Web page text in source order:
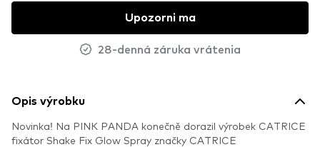
Upozorni ma
28-denná záruka vrátenia
Opis výrobku
Novinka! Na PINK PANDA konečně dorazil výrobek CATRICE
fixátor Shake Fix Glow Spray značky CATRICE